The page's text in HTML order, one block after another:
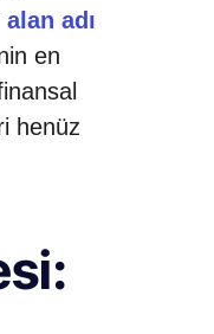
alan adı
en
henüz